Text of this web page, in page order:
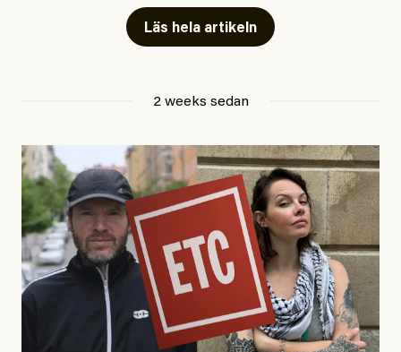
Läs hela artikeln
2 weeks sedan